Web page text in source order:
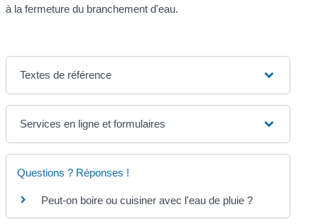
à la fermeture du branchement d'eau.
Textes de référence
Services en ligne et formulaires
Questions ? Réponses !
Peut-on boire ou cuisiner avec l'eau de pluie ?